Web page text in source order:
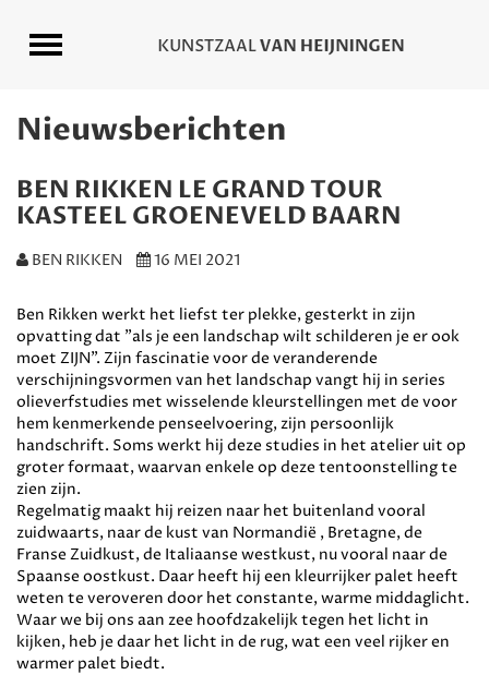
Nieuwsberichten
BEN RIKKEN LE GRAND TOUR
KASTEEL GROENEVELD BAARN
BEN RIKKEN 16 MEI 2021
Ben Rikken werkt het liefst ter plekke, gesterkt in zijn
opvatting dat "als je een landschap wilt schilderen je er ook
moet ZIJN". Zijn fascinatie voor de veranderende
verschijningsvormen van het landschap vangt hij in series
olieverfstudies met wisselende kleurstellingen met de voor
hem kenmerkende penseelvoering, zijn persoonlijk
handschrift. Soms werkt hij deze studies in het atelier uit op
groter formaat, waarvan enkele op deze tentoonstelling te
zien zijn.
Regelmatig maakt hij reizen naar het buitenland vooral
zuidwaarts, naar de kust van Normandië , Bretagne, de
Franse Zuidkust, de Italiaanse westkust, nu vooral naar de
Spaanse oostkust. Daar heeft hij een kleurrijker palet heeft
weten te veroveren door het constante, warme middaglicht.
Waar we bij ons aan zee hoofdzakelijk tegen het licht in
kijken, heb je daar het licht in de rug, wat een veel rijker en
warmer palet biedt.